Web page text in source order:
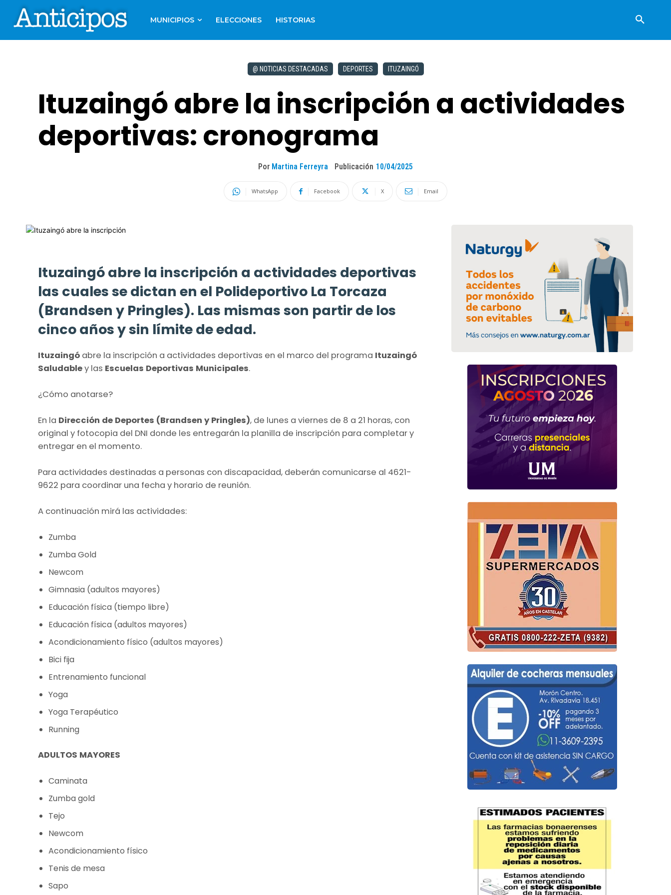
MUNICIPIOS ELECCIONES HISTORIAS
@ NOTICIAS DESTACADAS DEPORTES ITUZAINGÓ
Ituzaingó abre la inscripción a actividades
deportivas: cronograma
Por Martina Ferreyra Publicación 10/04/2025
WhatsApp Facebook X Email
Ituzaingó abre la inscripción a actividades deportivas
las cuales se dictan en el Polideportivo La Torcaza
(Brandsen y Pringles). Las mismas son partir de los
cinco años y sin límite de edad.
Ituzaingó abre la inscripción a actividades deportivas en el marco del programa Ituzaingó
Saludabley las Escuelas Deportivas Municipales.
¿Cómo anotarse?
En la Dirección de Deportes (Brandsen y Pringles), de lunes a viernes de 8 a 21 horas, con
original y fotocopia del DNI donde les entregarán la planilla de inscripción para completar y
entregar en el momento.
Para actividades destinadas a personas con discapacidad, deberán comunicarse al 4621-
9622 para coordinar una fecha y horario de reunión.
A continuación mirá las actividades:
Zumba
Zumba Gold
Newcom
Gimnasia (adultos mayores)
Educación física (tiempo libre)
Educación física (adultos mayores)
Acondicionamiento físico (adultos mayores)
Bici fija
Entrenamiento funcional
Yoga
Yoga Terapéutico
Running
ADULTOS MAYORES
Caminata
Zumba gold
Tejo
Newcom
Acondicionamiento físico
Tenis de mesa
Sapo